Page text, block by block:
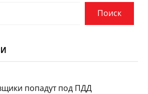
Поиск
попадут под ПДД